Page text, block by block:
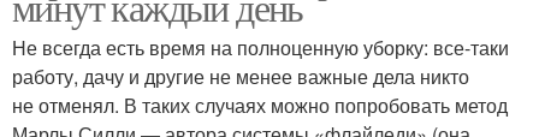
Не всегда есть время на полноценную уборку: все-таки
работу, дачу и другие не менее важные дела никто
не отменял. В таких случаях можно попробовать метод